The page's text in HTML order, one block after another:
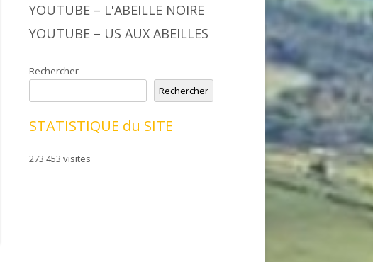
YOUTUBE – L'ABEILLE NOIRE
YOUTUBE – US AUX ABEILLES
Rechercher
Rechercher
STATISTIQUE du SITE
273 453 visites